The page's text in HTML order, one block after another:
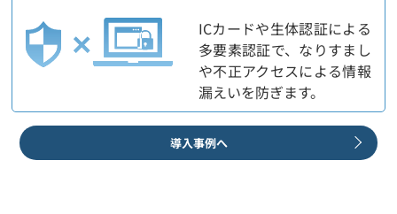
ICカードや生体認証による
多要素認証で、なりすまし
や不正アクセスによる情報
漏えいを防ぎます。
導入事例へ